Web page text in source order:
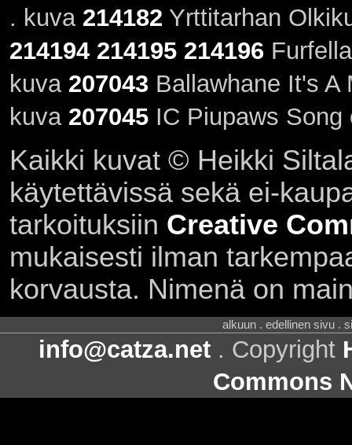
. kuva 214182 Yrttitarhan
214194 214195 214196
kuva 207043Ballawhane It's A
kuva 207045IC Piupaws Song
Kaikki kuvat © Heikki
käytettävissä sekä ei-
tarkoituksiin Creative
mukaisesti ilman
korvausta. Nimenä on
alkuun . edellinen sivu .
info@catza.net . Copyright
Commons